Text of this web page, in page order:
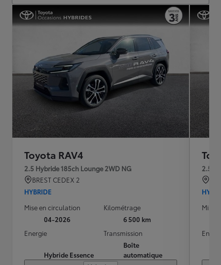
Toyota RAV4
2.5 Hybride 185ch Lounge 2WD NG
BREST CEDEX 2
HYBRIDE
Mise en circulation
04-2026
Kilométrage
6 500 km
Energie
Hybride Essence
Transmission
Boîte
automatique
2.5
Mise